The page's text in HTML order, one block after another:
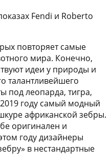
Fendi и Roberto
повторяет самые
мира. Конечно,
идеи у природы и
талантливейшего
под леопарда, тигра,
году самый модный
африканской зебры.
оригинален и
году дизайнеры
в нестандартные